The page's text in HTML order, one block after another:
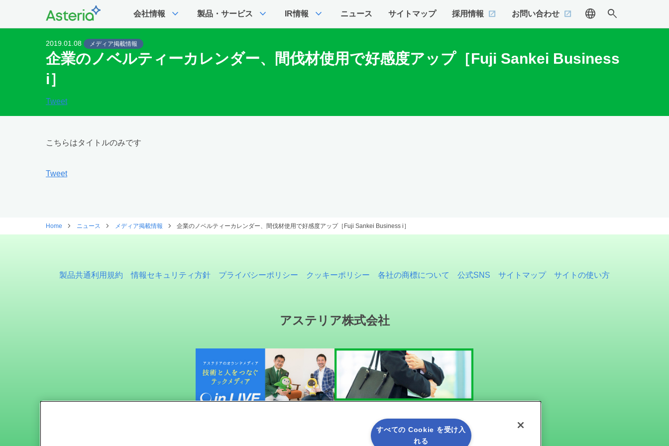
会社情報 expand_more 製品・サービス expand_more IR情報 expand_more ニュース サイトマップ 採用情報 お問い合わせ language search
2019.01.08 メディア掲載情報
企業のノベルティーカレンダー、間伐材使用で好感度アップ［Fuji Sankei Business
i］
Tweet
こちらはタイトルのみです
Tweet
Home ニュース メディア掲載情報 企業のノベルティーカレンダー、間伐材使用で好感度アップ［Fuji Sankei Business i］
製品共通利用規約 情報セキュリティ方針 プライバシーポリシー クッキーポリシー 各社の商標について 公式SNS サイトマップ サイトの使い方
アステリア株式会社
すべての Cookie を受け入
れる